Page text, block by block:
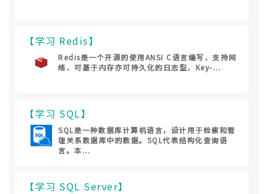
【学习 Redis】
Redis是一个开源的使用ANSI C语言编写、支持网
络、可基于内存亦可持久化的日志型、Key-...
【学习 SQL】
SQL是一种数据库计算机语言，设计用于检索和管
理关系数据库中的数据。SQL代表结构化查询语
言。本...
【学习 SQL Server】